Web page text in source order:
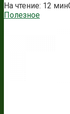
На чтение: 12 мин
Полезное